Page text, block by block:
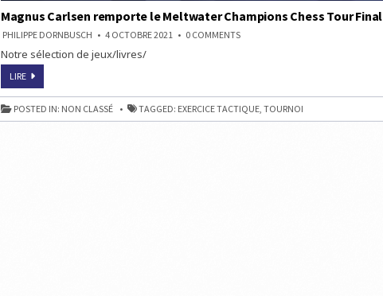
Magnus Carlsen remporte le Meltwater Champions Chess Tour Final
PHILIPPE DORNBUSCH 4 OCTOBRE 2021 0 COMMENTSON
CHESS
TOUR
FINAL
Notre sélection de jeux/livres/
LIREMAGNUS
REMPORTE
LE
MELTWATER
CHAMPIONS
POSTED IN: NON CLASSÉ TAGGED: EXERCICE TACTIQUE, TOURNOI